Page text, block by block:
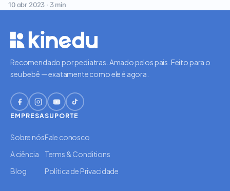
10 abr 2023 · 3 min
Recomendado por pediatras. Amado pelos pais. Feito para o
seu bebê — exatamente como ele é agora.
EMPRESA
Sobre nós
A ciência
Blog
SUPORTE
Fale conosco
Terms & Conditions
Política de Privacidade